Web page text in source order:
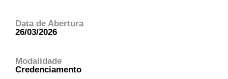
Data de Abertura
26/03/2026
Modalidade
Credenciamento